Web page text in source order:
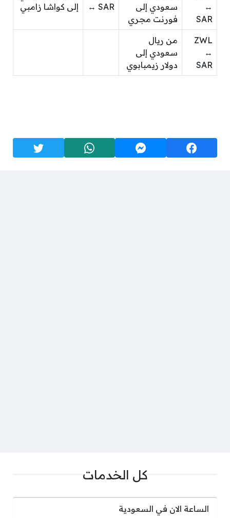
↔
SAR
سعودي إلى
فورنت مجري
↔ SAR
إلى كواشا زامبي
ZWL
↔
SAR
من ريال
سعودي إلى
دولار زيمبابوي
كل الخدمات
الساعة الان في السعودية